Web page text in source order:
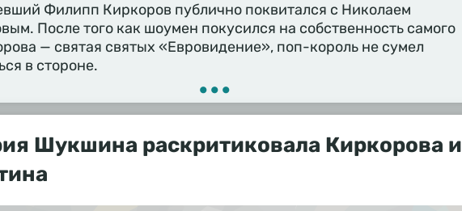
Филипп Киркоров публично поквитался с Николаем
После того как шоумен покусился на собственность самого
— святая святых «Евровидение», поп-король не сумел
в стороне.
•••
Шукшина раскритиковала Киркорова и